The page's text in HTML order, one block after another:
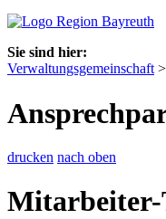
Sie sind hier:
Verwaltungsgemeinschaft >
drucken nach oben
Mitarbeiter-